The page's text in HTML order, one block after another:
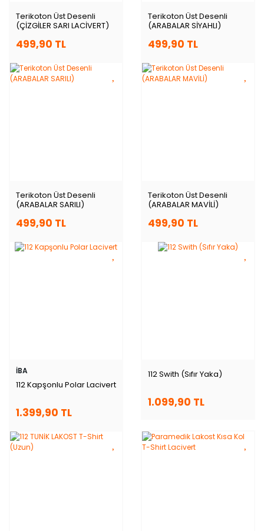
Terikoton Üst Desenli
(ÇİZGİLER SARI LACİVERT)
499,90 TL
Terikoton Üst Desenli
(ARABALAR SİYAHLI)
499,90 TL
Terikoton Üst Desenli
(ARABALAR SARILI)
499,90 TL
Terikoton Üst Desenli
(ARABALAR MAVİLİ)
499,90 TL
İBA
112 Kapşonlu Polar Lacivert
1.399,90 TL
112 Swith (Sıfır Yaka)
1.099,90 TL